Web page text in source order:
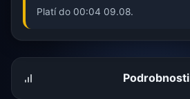
Platí do 00:04 09.08.
Podrobnosti